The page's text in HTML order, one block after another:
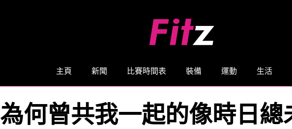
主頁 新聞 比賽時間表 裝備 運動 生活
為何曾共我一起的像時日總